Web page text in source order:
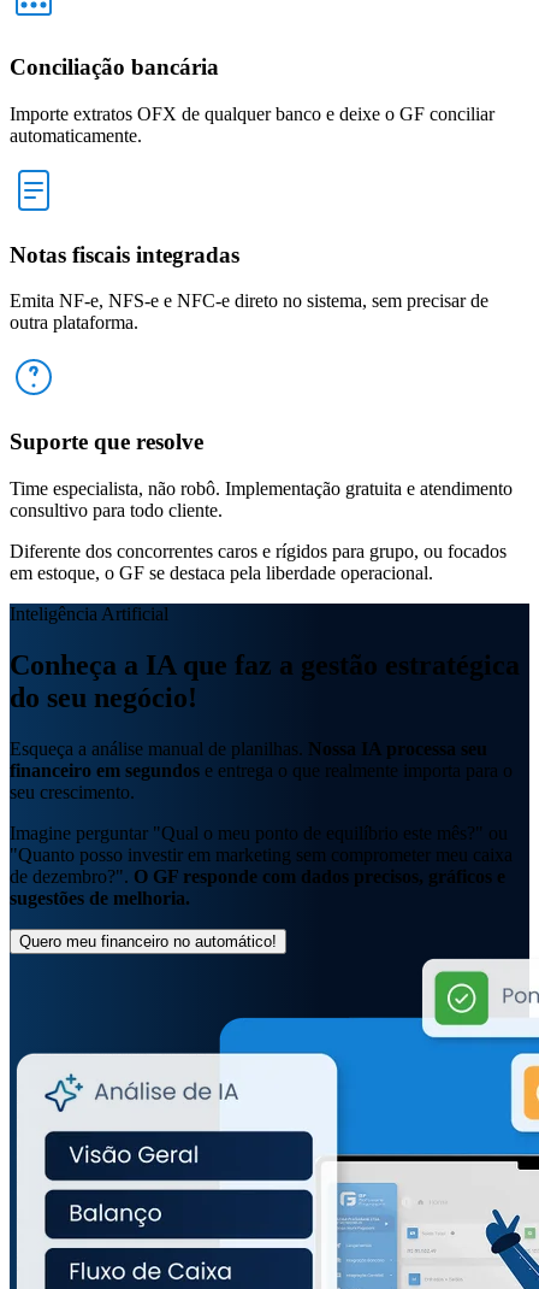
Conciliação bancária
Importe extratos OFX de qualquer banco e deixe o GF conciliar
automaticamente.
Notas fiscais integradas
Emita NF-e, NFS-e e NFC-e direto no sistema, sem precisar de
outra plataforma.
Suporte que resolve
Time especialista, não robô. Implementação gratuita e atendimento
consultivo para todo cliente.
Diferente dos concorrentes caros e rígidos para grupo, ou focados
em estoque, o GF se destaca pela liberdade operacional.
Inteligência Artificial
Conheça a IA que faz a gestão estratégica
do seu negócio!
Esqueça a análise manual de planilhas. Nossa IA processa seu
financeiro em segundos e entrega o que realmente importa para o
seu crescimento.
Imagine perguntar "Qual o meu ponto de equilíbrio este mês?" ou
"Quanto posso investir em marketing sem comprometer meu caixa
de dezembro?". O GF responde com dados precisos, gráficos e
sugestões de melhoria.
Quero meu financeiro no automático!